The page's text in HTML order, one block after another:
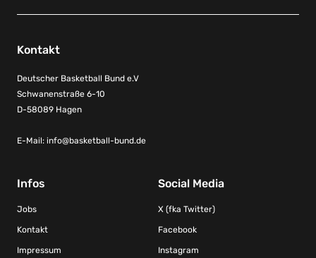
Kontakt
Deutscher Basketball Bund e.V
Schwanenstraße 6-10
D-58089 Hagen
E-Mail: info@basketball-bund.de
Infos
Jobs
Kontakt
Impressum
Social Media
X (fka Twitter)
Facebook
Instagram